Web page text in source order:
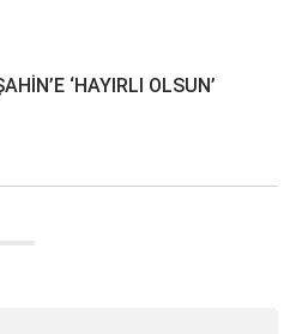
‘HAYIRLI OLSUN’